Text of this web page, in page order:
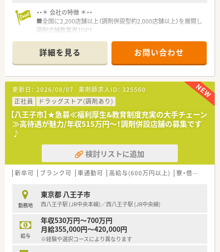
■産休・育休の取得実績が豊富にあり、復帰後の時短勤務制度も
完備されているため、ライフイベントに柔軟に対応できる環境で
す。
■八王子市を中心に21店舗を展開する地域密着型企業でありな
がら、東証プライム上場グループに属する安定した経営基盤が魅
■地場チェーンならではの風通しの良さと、大手グループが提供
する質の高い教育・研修制度を両立させている稀有な法人です。
■在宅医療やOTCサプリメント事業など多角的な経営を行って
おり、薬剤師として多様なキャリアパスを描くことが可能でござ
います。
・・＊ 会社の特徴 ＊・・
■全国に2,200店舗以上（調剤併設型約2,000店舗以上）を展開し
調剤店舗数業界TOP！
頑張り次第で高給与も可能！
■経験や勤務コースによりますが、経験の少ない方でも500万前
半スタートと業界TOP水準！
■職種や職域に合わせ、豊富な社内研修や外部組織と連携した研
修を用意されています
■薬剤師が中心の会社だからこそ活躍できるキャリアパスが多
種多様に用意されています。
■店舗拡大に伴い、エリアマネジャーや営業部長等のマネジメン
トのポジションも増えます。
■在宅や教育等の専門性を活かせるスペシャリストを目指すこ
■その他にも、管理部門や商品部門等の本社スタッフなど活動領
域は多種多様です。
■在宅実施店舗は年々増加しており、在宅医療へもしっかりと関
わる事ができます。
時短勤務ができるよう変更予定です。
■年間休日が120日とワークライフバランスが整っています
■日用品から常備薬まで、従業員割引制度など嬉しいメリットも
たくさんあります！
詳細を見る お問い合わせ
更新日： 2026/08/07 薬剤師求人ID： 325560
正社員
ドラッグストア(調剤あり)
【八王子市】★急募≪福利厚生&教育制度充実の大手チェーン
≫高待遇が魅力/年収515万円～！調剤併設店舗の募集です
♪
検討リストに追加
新卒可 ブランク可 車通勤可 高給与(600万円以上) 寮・借上社宅あり
勤務地
東京都 八王子市
西八王子駅 (JR中央本線)／西八王子駅 (JR中央線)
給与
年収530万円～700万円
月給355,000円～420,000円
※経験や選択コースにより異なります